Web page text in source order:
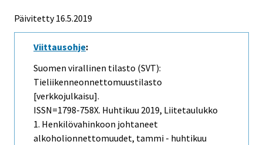
Päivitetty 16.5.2019
Viittausohje:
Suomen virallinen tilasto (SVT):
Tieliikenneonnettomuustilasto
[verkkojulkaisu].
ISSN=1798-758X. Huhtikuu 2019, Liitetaulukko
1. Henkilövahinkoon johtaneet
alkoholionnettomuudet, tammi - huhtikuu